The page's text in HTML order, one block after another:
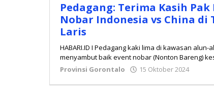
Pedagang: Terima Kasih
Nobar Indonesia vs China di
Laris
HABARI.ID I Pedagang kaki lima di kawasan
menyambut baik event nobar (Nonton Bareng)
Provinsi Gorontalo
15 Oktober 2024